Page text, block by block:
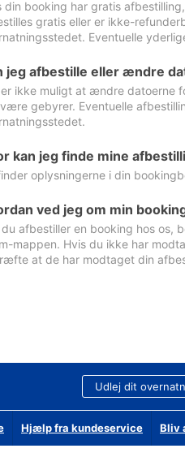
din booking har gratis
gratis eller er ikke-
Eventuelle
jeg afbestille eller ændre
ikke muligt at ændre datoerne
gebyrer. Eventuelle
kan jeg finde mine
oplysningerne i din
ved jeg om min
du afbestiller en booking hos os,
mappen. Hvis du ikke har
at de har modtaget din
Udlej dit
Hjælp fra kundeservice Bliv